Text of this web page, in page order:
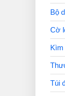
Bộ
Cờ
Kìm
Túi